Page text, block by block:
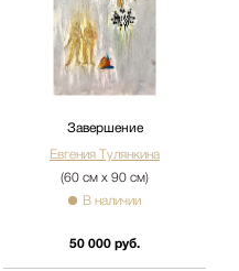
Завершение
Евгения Тулянкина
(60 см х 90 см)
В наличии
50 000 руб.